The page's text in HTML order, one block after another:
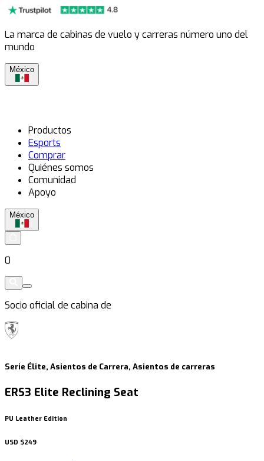
La marca de cabinas de vuelo y carreras número uno del
mundo
México
Productos
Esports
Comprar
Quiénes somos
Comunidad
Apoyo
México
0
Socio oficial de cabina de
Serie Élite, Asientos de Carrera, Asientos de carreras
ERS3 Elite Reclining Seat
PU Leather Edition
USD $249